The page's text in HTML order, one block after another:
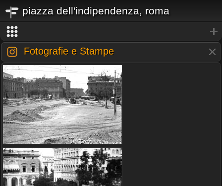
piazza dell'indipendenza, roma
Fotografie e Stampe